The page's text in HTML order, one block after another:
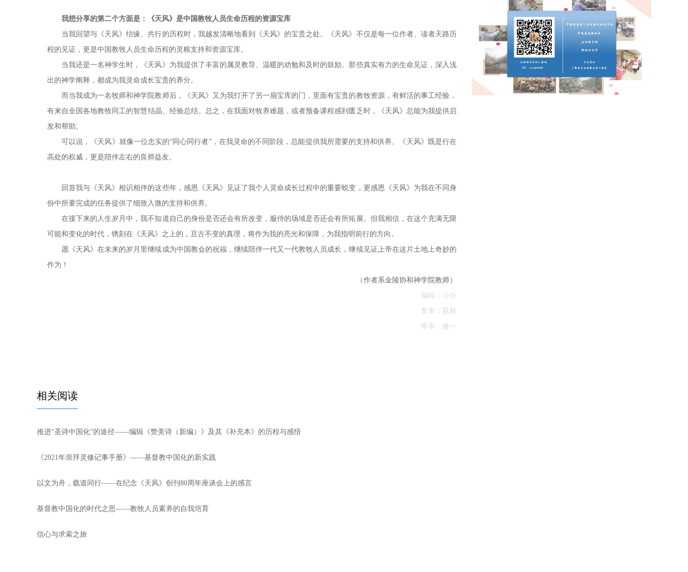
我想分享的第二个方面是：《天风》是中国教牧人员生命历程的资源宝库
当我回望与《天风》结缘、共行的历程时，我越发清晰地看到《天风》的宝贵之处。《天风》不仅是每一位作者、读者天路历
程的见证，更是中国教牧人员生命历程的灵粮支持和资源宝库。
当我还是一名神学生时，《天风》为我提供了丰富的属灵教导、温暖的劝勉和及时的鼓励。那些真实有力的生命见证，深入浅
出的神学阐释，都成为我灵命成长宝贵的养分。
而当我成为一名牧师和神学院教师后，《天风》又为我打开了另一扇宝库的门，里面有宝贵的教牧资源，有鲜活的事工经验，
有来自全国各地教牧同工的智慧结晶、经验总结。总之，在我面对牧养难题，或者预备课程感到匮乏时，《天风》总能为我提供启
发和帮助。
可以说，《天风》就像一位忠实的“同心同行者”，在我灵命的不同阶段，总能提供我所需要的支持和供养。《天风》既是行在
高处的权威，更是陪伴左右的良师益友。
回首我与《天风》相识相伴的这些年，感恩《天风》见证了我个人灵命成长过程中的重要蜕变，更感恩《天风》为我在不同身
份中所要完成的任务提供了细致入微的支持和供养。
在接下来的人生岁月中，我不知道自己的身份是否还会有所改变，服侍的场域是否还会有所拓展。但我相信，在这个充满无限
可能和变化的时代，镌刻在《天风》之上的，亘古不变的真理，将作为我的亮光和保障，为我指明前行的方向。
愿《天风》在未来的岁月里继续成为中国教会的祝福，继续陪伴一代又一代教牧人员成长，继续见证上帝在这片土地上奇妙的
作为！
（作者系金陵协和神学院教师）
编辑：小卋
复审：荔枝
终审：修一
相关阅读
推进“圣诗中国化”的途径——编辑《赞美诗（新编）》及其《补充本》的历程与感悟
《2021年崇拜灵修记事手册》——基督教中国化的新实践
以文为舟，载道同行——在纪念《天风》创刊80周年座谈会上的感言
基督教中国化的时代之思——教牧人员素养的自我培育
信心与求索之旅